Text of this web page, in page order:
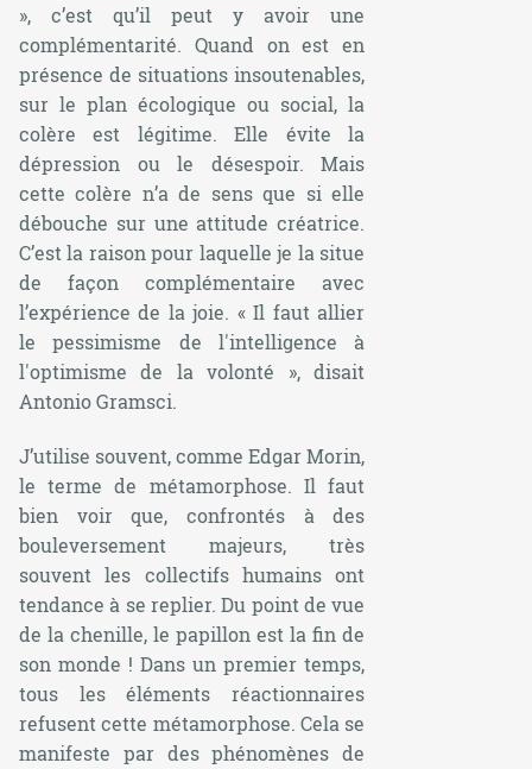
», c’est qu’il peut y avoir une
complémentarité. Quand on est en
présence de situations insoutenables,
sur le plan écologique ou social, la
colère est légitime. Elle évite la
dépression ou le désespoir. Mais
cette colère n’a de sens que si elle
débouche sur une attitude créatrice.
C’est la raison pour laquelle je la situe
de façon complémentaire avec
l’expérience de la joie. « Il faut allier
le pessimisme de l'intelligence à
l'optimisme de la volonté », disait
Antonio Gramsci.
J’utilise souvent, comme Edgar Morin,
le terme de métamorphose. Il faut
bien voir que, confrontés à des
bouleversement majeurs, très
souvent les collectifs humains ont
tendance à se replier. Du point de vue
de la chenille, le papillon est la fin de
son monde ! Dans un premier temps,
tous les éléments réactionnaires
refusent cette métamorphose. Cela se
manifeste par des phénomènes de